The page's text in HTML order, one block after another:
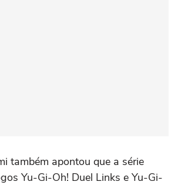
também apontou que a série
Yu-Gi-Oh! Duel Links e Yu-Gi-